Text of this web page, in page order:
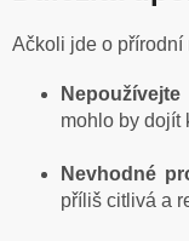
Ačkoli jde o přírodní
mohlo by dojít
Nevhodné
příliš citlivá a